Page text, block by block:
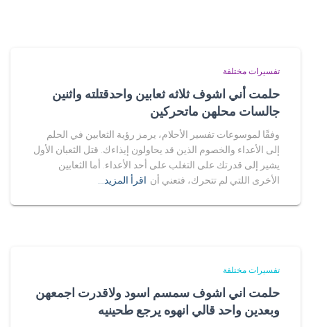
تفسيرات مختلفة
حلمت أني اشوف ثلاثه ثعابين واحدقتلته واثنين
جالسات محلهن ماتحركين
وفقًا لموسوعات تفسير الأحلام، يرمز رؤية الثعابين في الحلم
إلى الأعداء والخصوم الذين قد يحاولون إيذاءك. قتل الثعبان الأول
يشير إلى قدرتك على التغلب على أحد الأعداء. أما الثعابين
الأخرى اللتي لم تتحرك، فتعني أن اقرأ المزيد…
تفسيرات مختلفة
حلمت اني اشوف سمسم اسود ولاقدرت اجمعهن
وبعدين واحد قالي انهوه يرجع طحينيه